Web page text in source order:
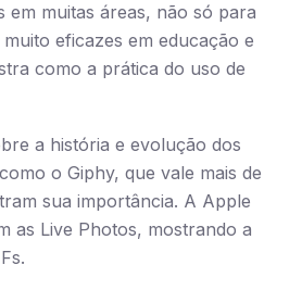
em muitas áreas, não só para
eficazes em educação e
como a prática do uso de
a história e evolução dos
o Giphy, que vale mais de
sua importância. A Apple
as Live Photos, mostrando a